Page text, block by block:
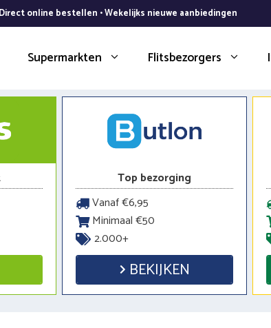
online bestellen • Wekelijks nieuwe aanbiedingen
Supermarkten Flitsbezorgers
Top bezorging
Vanaf €6,95
Minimaal €50
2.000+
BEKIJKEN